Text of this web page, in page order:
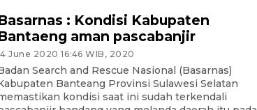
: Kondisi Kabupaten
aman pascabanjir
June 2020 16:46 WIB, 2020
Search and Rescue Nasional (Basarnas)
Banteang Provinsi Sulawesi Selatan
kondisi saat ini sudah terkendali